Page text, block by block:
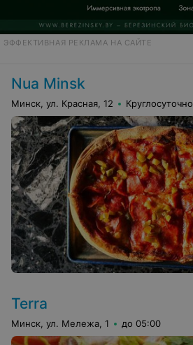
ЭФФЕКТИВНАЯ РЕКЛАМА НА САЙТЕ
Nua Minsk
Минск, ул. Красная, 12 Круглосуточно
Terra
Минск, ул. Мележа, 1 до 05:00